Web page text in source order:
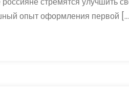
опыт оформления первой